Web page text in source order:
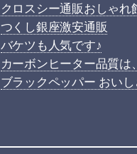
クロスシー通販おしゃれ
つくし銀座激安通販
バケツも人気です♪
カーボンヒーター品質は
ブラックペッパー おい